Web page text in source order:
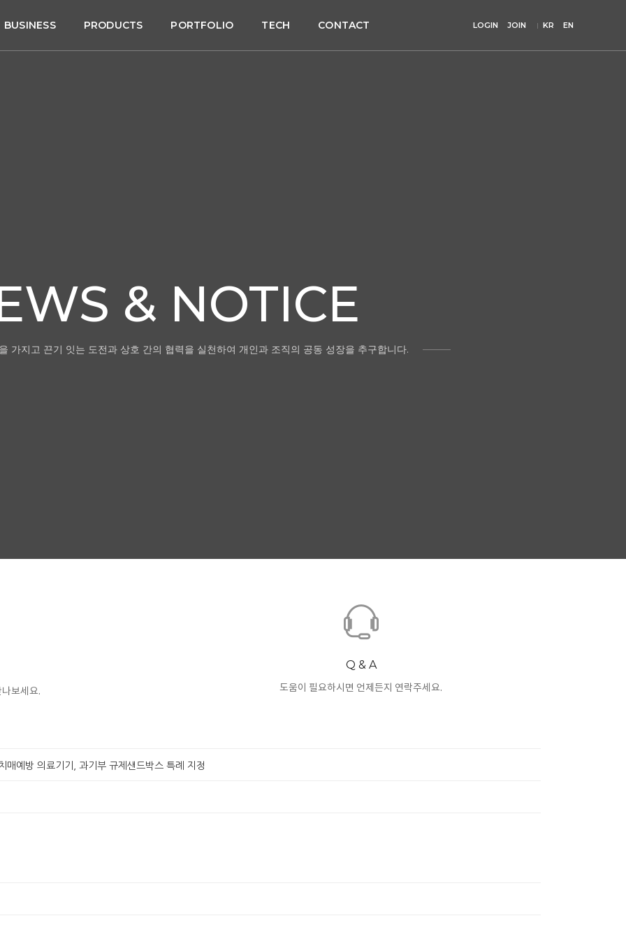
BUSINESS PRODUCTS PORTFOLIO TECH CONTACT LOGIN JOIN KR EN
& NOTICE
가지고 끈기 잇는 도전과 상호 간의 협력을 실천하여 개인과 조직의 공동 성장을 추구합니다.
보세요.
Q & A
도움이 필요하시면 언제든지 연락주세요.
매예방 의료기기, 과기부 규제샌드박스 특례 지정